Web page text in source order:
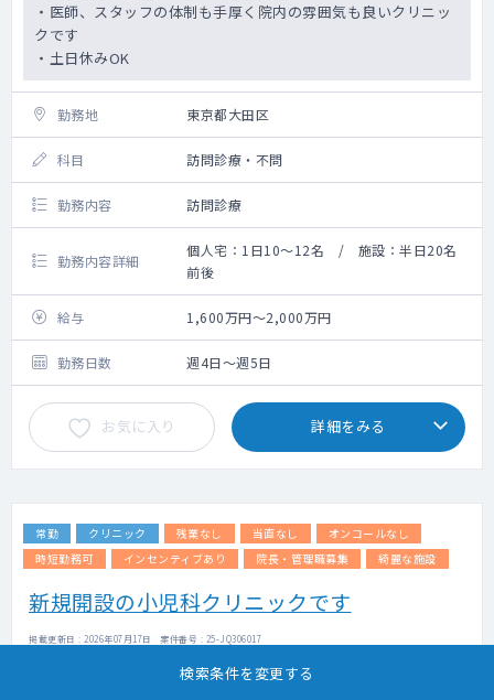
・医師、スタッフの体制も手厚く院内の雰囲気も良いクリニッ
クです
・土日休みOK
勤務地 東京都大田区
科目 訪問診療・不問
勤務内容 訪問診療
勤務内容詳細
個人宅：1日10～12名 / 施設：半日20名
前後
給与 1,600万円～2,000万円
勤務日数 週4日～週5日
お気に入り 詳細をみる
常勤 クリニック 残業なし 当直なし
オンコールなし
時短勤務可
インセンティブあり 院長・管理職募集 綺麗な施設
新規開設の小児科クリニックです
掲載更新日 : 2026年07月17日 案件番号 : 25-JQ306017
検索条件を変更する